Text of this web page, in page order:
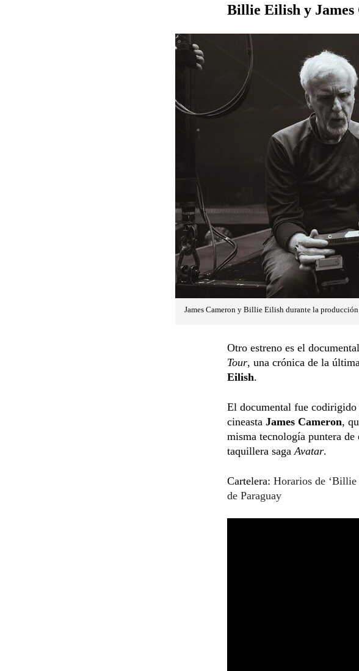
Billie Eilish y James
James Cameron y Billie Eilish durante la
Otro estreno es el
Tour, una crónica de la
Eilish.
El documental fue
cineasta James Cameron,
misma tecnología puntera de
taquillera saga Avatar.
Cartelera: Horarios de
de Paraguay